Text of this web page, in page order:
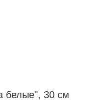
белые", 30 см